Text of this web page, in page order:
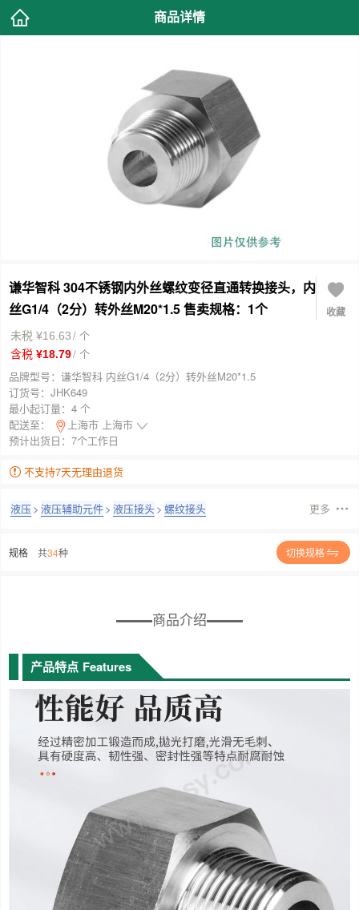
商品详情
谦华智科 304不锈钢内外丝螺纹变径直通转换接头，内
丝G1/4（2分）转外丝M20*1.5 售卖规格：1个
收藏
未税 ¥16.63/ 个
含税 ¥18.79/ 个
品牌型号： 谦华智科 内丝G1/4（2分）转外丝M20*1.5
订货号： JHK649
最小起订量： 4 个
配送至：
上海市 上海市
预计出货日：7个工作日
不支持7天无理由退货
液压> 液压辅助元件> 液压接头> 螺纹接头 更多
规格 共34种 切换规格
商品介绍
产品特点 Features